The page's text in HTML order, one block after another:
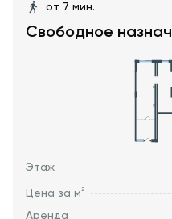
от 7 мин.
Свободное
Этаж
Цена за м2
Аренда